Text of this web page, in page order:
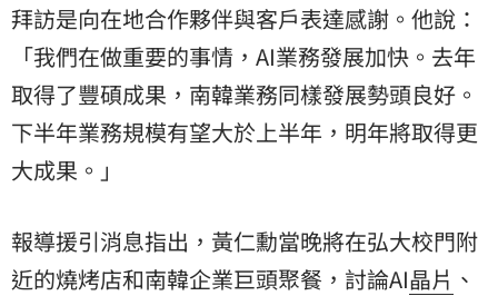
拜訪是向在地合作夥伴與客戶表達感謝。他說：
「我們在做重要的事情，AI業務發展加快。去年
取得了豐碩成果，南韓業務同樣發展勢頭良好。
下半年業務規模有望大於上半年，明年將取得更
大成果。」
報導援引消息指出，黃仁勳當晚將在弘大校門附
近的燒烤店和南韓企業巨頭聚餐，討論AI晶片 、